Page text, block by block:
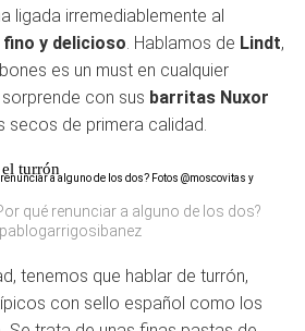
ligada irremediablemente al
y delicioso. Hablamos de Lindt,
es un must en cualquier
con sus barritas Nuxor
secos de primera calidad.
turrón
qué renunciar a alguno de los dos?
tenemos que hablar de turrón,
con sello español como los